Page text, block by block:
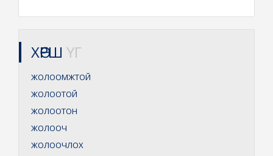
ХӨРШ ҮГ
ЖОЛООМЖТОЙ
ЖОЛООТОЙ
ЖОЛООТОН
ЖОЛООЧ
ЖОЛООЧЛОХ